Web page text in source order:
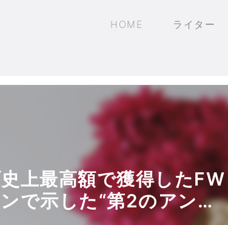
HOME ライター
上最高額で獲得したFW
で示した“第2のアン